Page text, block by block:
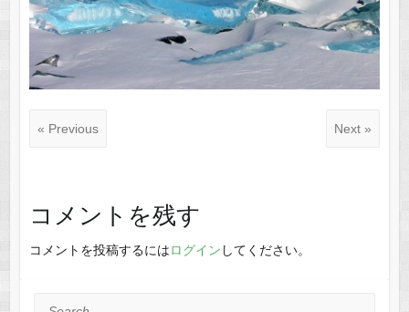
« Previous Next »
コメントを残す
コメントを投稿するにはログイン してください。
Search